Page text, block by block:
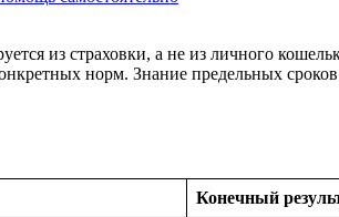
из страховки, а не из личного
норм. Знание предельных
Конечный